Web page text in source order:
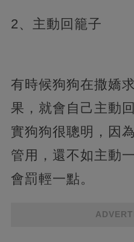
2、主
有時候狗狗在撒嬌
果，就會自己主動
實狗狗很聰明，因
管用，還不如主動
會罰輕一點。